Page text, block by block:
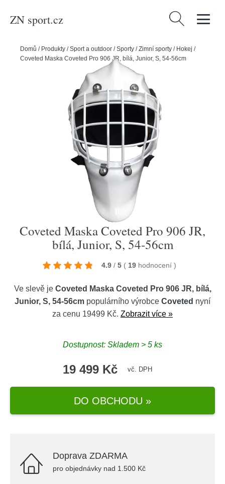
ZN sport.cz Vyhledávání
Domů / Produkty /Sport a outdoor /Sporty /Zimní sporty / Hokej /
Coveted Maska Coveted Pro 906 JR, bílá, Junior, S, 54-56cm
Coveted Maska Coveted Pro 906 JR,
bílá, Junior, S, 54-56cm
4.9 / 5 ( 19 hodnocení )
Ve slevě je Coveted Maska Coveted Pro 906 JR, bílá,
Junior, S, 54-56cm populárního výrobce Coveted nyní
za cenu 19499 Kč. Zobrazit více »
Dostupnost: Skladem > 5 ks
19 499 Kč vč. DPH
DO OBCHODU »
Doprava ZDARMA
pro objednávky nad 1.500 Kč